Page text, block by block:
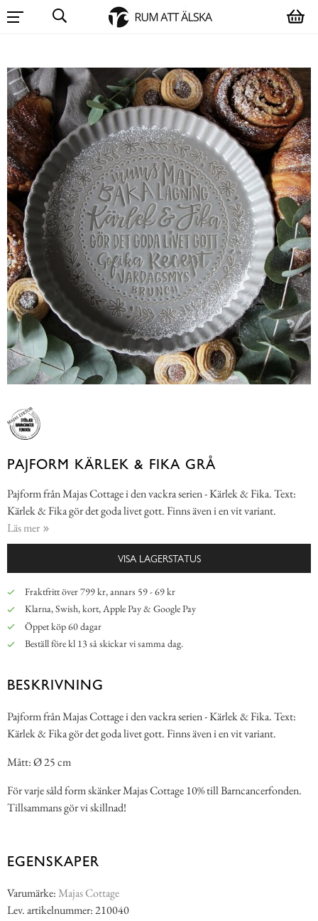
PAJFORM KÄRLEK & FIKA GRÅ
Pajform från Majas Cottage i den vackra serien - Kärlek & Fika. Text:
Kärlek & Fika gör det goda livet gott. Finns även i en vit variant.
Läs mer
VISA LAGERSTATUS
Fraktfritt över 799 kr, annars 59 - 69 kr
Klarna, Swish, kort, Apple Pay & Google Pay
Öppet köp 60 dagar
Beställ före kl 13 så skickar vi samma dag.
BESKRIVNING
Pajform från Majas Cottage i den vackra serien - Kärlek & Fika. Text:
Kärlek & Fika gör det goda livet gott. Finns även i en vit variant.
Mått: Ø 25 cm
För varje såld form skänker Majas Cottage 10% till Barncancerfonden.
Tillsammans gör vi skillnad!
EGENSKAPER
Varumärke:Majas Cottage
Lev. artikelnummer: 210040